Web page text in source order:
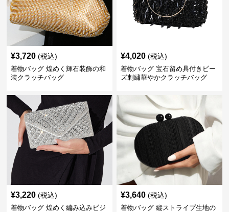
¥3,720 (税込)
着物バッグ 煌めく輝石装飾の和
装クラッチバッグ
¥4,020 (税込)
着物バッグ 宝石留め具付きビー
ズ刺繍華やかクラッチバッグ
¥3,220 (税込)
着物バッグ 煌めく編み込みビジ
¥3,640 (税込)
着物バッグ 縦ストライプ生地の